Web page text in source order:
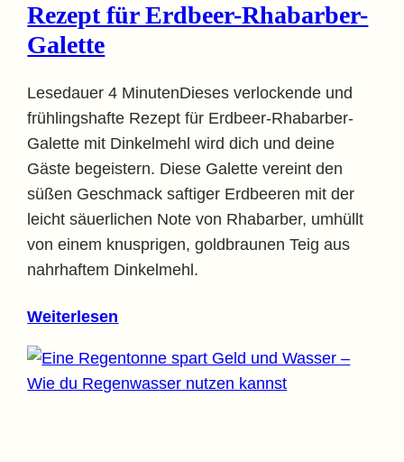
Rezept für Erdbeer-Rhabarber-
Galette
Lesedauer 4 MinutenDieses verlockende und
frühlingshafte Rezept für Erdbeer-Rhabarber-
Galette mit Dinkelmehl wird dich und deine
Gäste begeistern. Diese Galette vereint den
süßen Geschmack saftiger Erdbeeren mit der
leicht säuerlichen Note von Rhabarber, umhüllt
von einem knusprigen, goldbraunen Teig aus
nahrhaftem Dinkelmehl.
Weiterlesen